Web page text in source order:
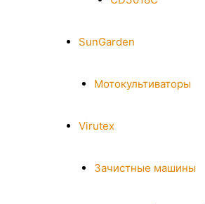
SunGarden
Мотокультиваторы
Virutex
Зачистные машины